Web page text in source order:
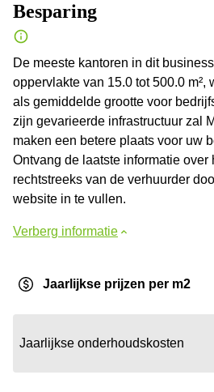
Besparing
De meeste kantoren in dit
oppervlakte van 15.0 tot 500.0 m²,
als gemiddelde grootte voor
zijn gevarieerde infrastructuur zal
maken een betere plaats voor uw
Ontvang de laatste informatie over
rechtstreeks van de verhuurder
website in te vullen.
Verberg informatie
Jaarlijkse prijzen per m2
Jaarlijkse onderhoudskosten